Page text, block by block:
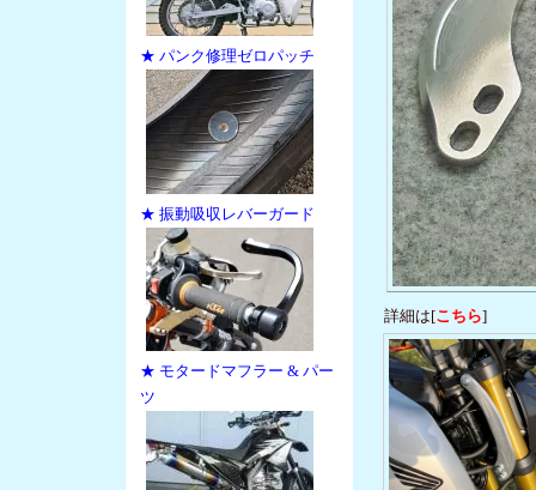
★ パンク修理ゼロパッチ
★ 振動吸収レバーガード
★ モタードマフラー & パー
ツ
詳細は[こちら]